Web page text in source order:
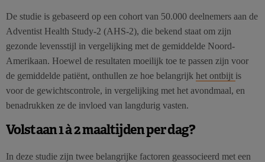
De studie is gebaseerd op een cohort van 50.000 deelnemers aan de
Adventist Health Study-2 (AHS-2), die bekend staat om zijn
gezonde levensstijl in vergelijking met de gemiddelde Noord-
Amerikaan. Hoewel de resultaten moeilijk toe te passen zijn voor
de gemiddelde patiënt, onthullen ze hoe belangrijk het ontbijt is
voor de gewichtscontrole, in vergelijking met het avondmaal, en
benadrukken ze de invloed van langdurig vasten.
Volstaan 1 à 2 maaltijden per dag?
In deze studie zijn twee belangrijke factoren geassocieerd met een